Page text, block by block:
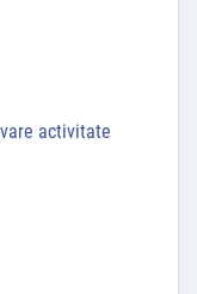
activitate